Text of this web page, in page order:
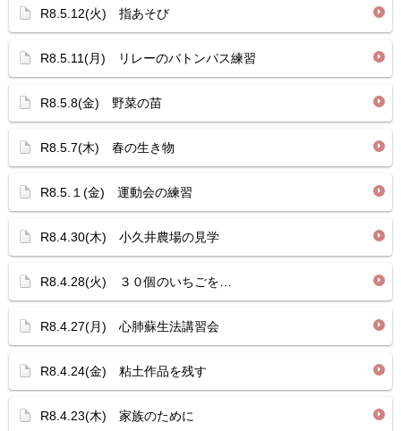
R8.5.12(火) 指あそび
R8.5.11(月) リレーのバトンパス練習
R8.5.8(金) 野菜の苗
R8.5.7(木) 春の生き物
R8.5.１(金) 運動会の練習
R8.4.30(木) 小久井農場の見学
R8.4.28(火) ３０個のいちごを…
R8.4.27(月) 心肺蘇生法講習会
R8.4.24(金) 粘土作品を残す
R8.4.23(木) 家族のために